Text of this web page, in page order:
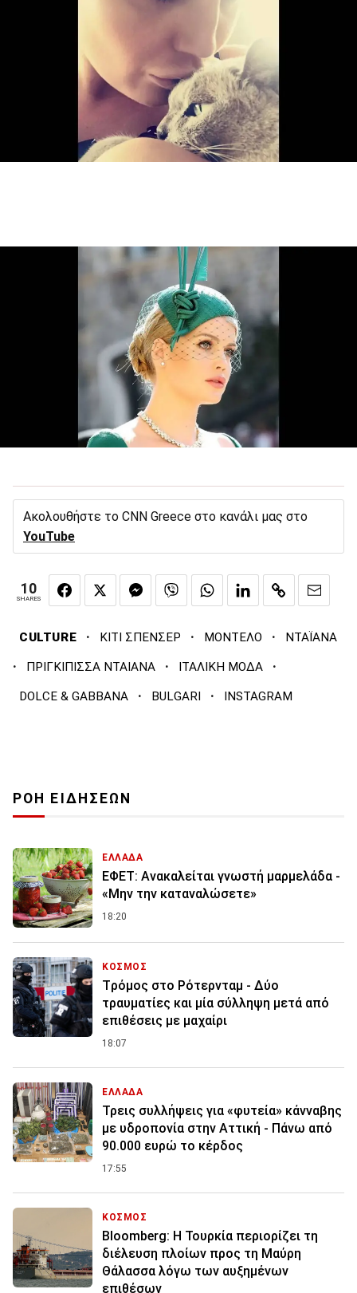
Ακολουθήστε το CNN Greece στο κανάλι μας στο
YouTube
10
SHARES
CULTURE · ΚΙΤΙ ΣΠΕΝΣΕΡ · ΜΟΝΤΕΛΟ · ΝΤΑΪΑΝΑ
· ΠΡΙΓΚΙΠΙΣΣΑ ΝΤΑΙΑΝΑ · ΙΤΑΛΙΚΗ ΜΟΔΑ ·
DOLCE & GABBANA · BULGARI · INSTAGRAM
ΡΟΗ ΕΙΔΗΣΕΩΝ
ΕΛΛΑΔΑ
ΕΦΕΤ: Ανακαλείται γνωστή μαρμελάδα -
«Μην την καταναλώσετε»
18:20
ΚΟΣΜΟΣ
Tρόμος στο Ρότερνταμ - Δύο
τραυματίες και μία σύλληψη μετά από
επιθέσεις με μαχαίρι
18:07
ΕΛΛΑΔΑ
Τρεις συλλήψεις για «φυτεία» κάνναβης
με υδροπονία στην Αττική - Πάνω από
90.000 ευρώ το κέρδος
17:55
ΚΟΣΜΟΣ
Bloomberg: Η Τουρκία περιορίζει τη
διέλευση πλοίων προς τη Μαύρη
Θάλασσα λόγω των αυξημένων
επιθέσων